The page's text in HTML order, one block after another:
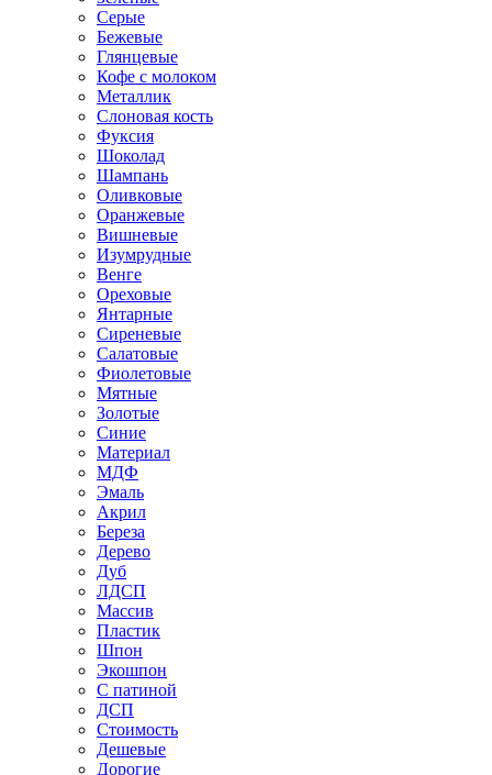
Серые
Бежевые
Глянцевые
Кофе с молоком
Металлик
Слоновая кость
Фуксия
Шоколад
Шампань
Оливковые
Оранжевые
Вишневые
Изумрудные
Венге
Ореховые
Янтарные
Сиреневые
Салатовые
Фиолетовые
Мятные
Золотые
Синие
Материал
МДФ
Эмаль
Акрил
Береза
Дерево
Дуб
ЛДСП
Массив
Пластик
Шпон
Экошпон
С патиной
ДСП
Стоимость
Дешевые
Дорогие